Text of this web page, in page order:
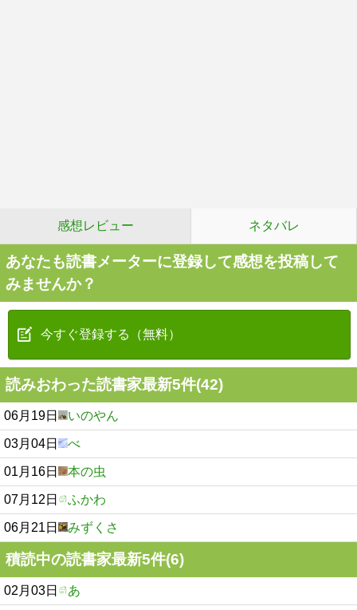
感想レビュー ネタバレ
あなたも読書メーターに登録して感想を投稿して
みませんか？
今すぐ登録する（無料）
読みおわった読書家最新5件(42)
06月19日 いのやん
03月04日 べ
01月16日 本の虫
07月12日 ふかわ
06月21日 みずくさ
積読中の読書家最新5件(6)
02月03日 あ